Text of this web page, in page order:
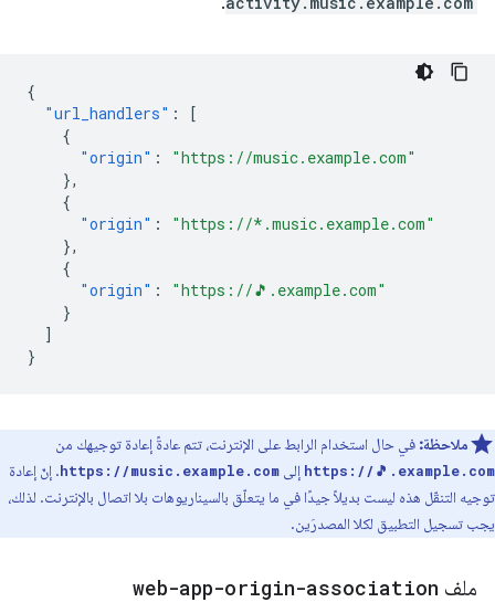
{
"url_handlers" :
[
{
"origin" :
"https://music.example.com"
},
{
"origin" :
"https://*.music.example.com"
},
{
"origin" :
"https://🎵.example.com"
}
]
}
ملاحظة: في حال استخدام الرابط على الإنترنت، تتم عادةً إعادة توجيهك من
https://🎵.example.com إلى https://music.example.com. إنّ إعادة
توجيه التنقّل هذه ليست بديلاً جيدًا في ما يتعلّق بالسيناريوهات بلا اتصال بالإنترنت. لذلك،
يجب تسجيل التطبيق لكلا المصدرَين.
ملف web-app-origin-association